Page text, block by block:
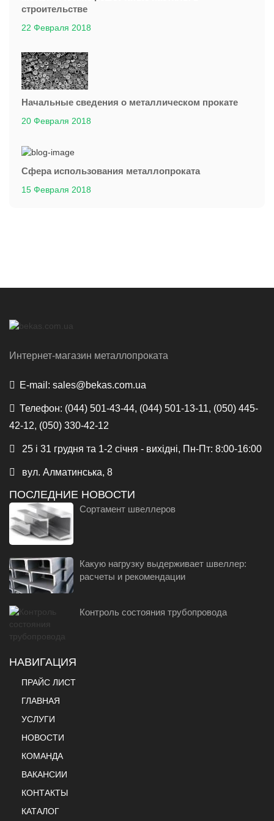
строительстве
22 Февраля 2018
Начальные сведения о металлическом прокате
20 Февраля 2018
Сфера использования металлопроката
15 Февраля 2018
Интернет-магазин металлопроката
E-mail: sales@bekas.com.ua
Телефон: (044) 501-43-44, (044) 501-13-11, (050) 445-
42-12, (050) 330-42-12
25 і 31 грудня та 1-2 січня - вихідні, Пн-Пт: 8:00-16:00
вул. Алматинська, 8
ПОСЛЕДНИЕ НОВОСТИ
Сортамент швеллеров
Какую нагрузку выдерживает швеллер:
расчеты и рекомендации
Контроль состояния трубопровода
НАВИГАЦИЯ
ПРАЙС ЛИСТ
ГЛАВНАЯ
УСЛУГИ
НОВОСТИ
КОМАНДА
ВАКАНСИИ
КОНТАКТЫ
КАТАЛОГ